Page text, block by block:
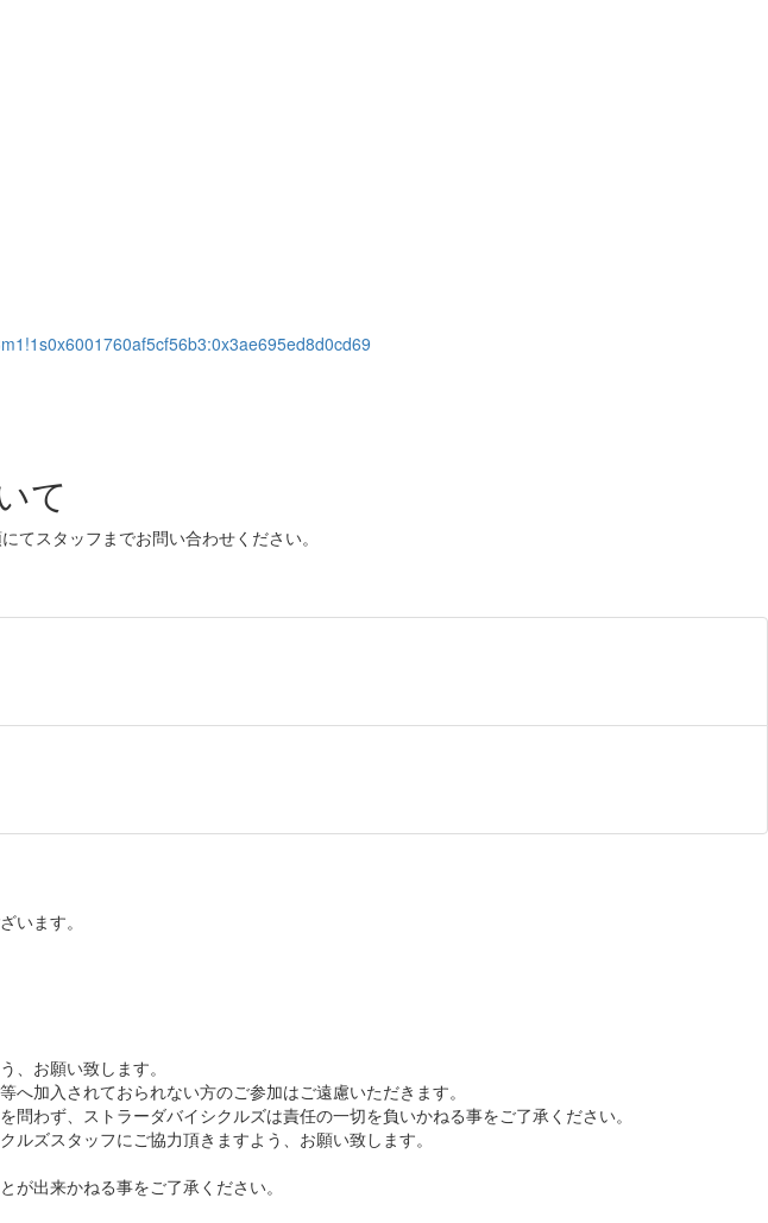
て
てスタッフまでお問い合わせください。
います。
、お願い致します。
加入されておられない方のご参加はご遠慮いただきます。
わず、ストラーダバイシクルズは責任の一切を負いかねる事をご了承ください。
ズスタッフにご協力頂きますよう、お願い致します。
出来かねる事をご了承ください。